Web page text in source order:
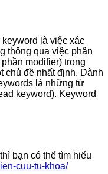
là việc xác
thông qua việc phân
modifier) trong
chủ đề nhất định. Dành
là những từ
keyword). Keyword
bạn có thể tìm hiểu
cuu-tu-khoa/